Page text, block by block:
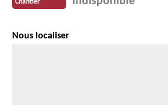
Chantier
Nous localiser